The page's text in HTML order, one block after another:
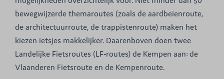
bewegwijzerde themaroutes (zoals de aardbeienroute,
de architectuurroute, de trappistenroute) maken het
kiezen ietsjes makkelijker. Daarenboven doen twee
Landelijke Fietsroutes (LF-routes) de Kempen aan: de
Vlaanderen Fietsroute en de Kempenroute.